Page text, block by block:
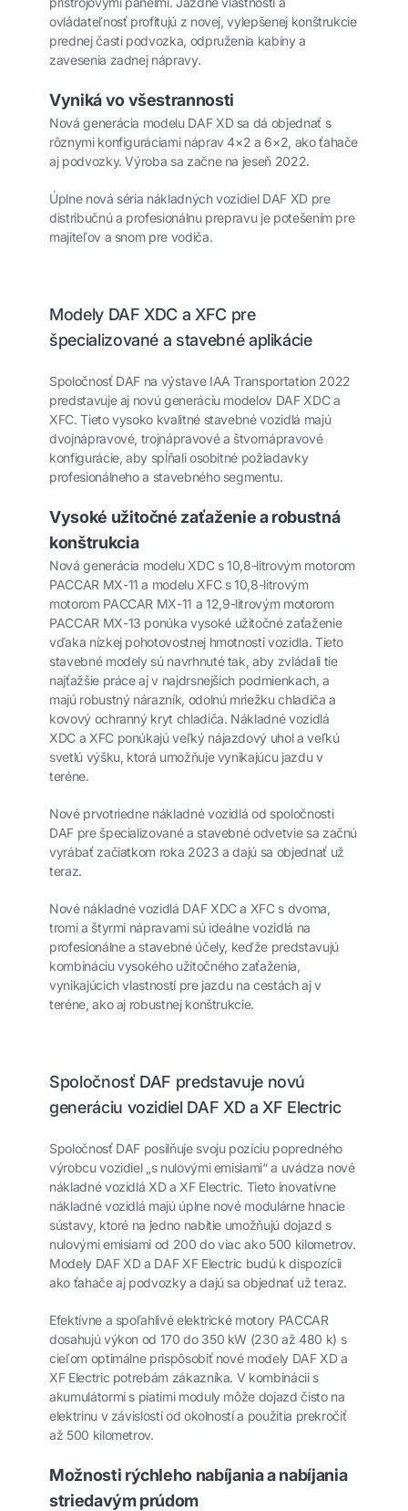
ovládateľnosť profitujú z novej, vylepšenej konštrukcie
prednej časti podvozka, odpruženia kabíny a
zavesenia zadnej nápravy.
Vyniká vo všestrannosti
Nová generácia modelu DAF XD sa dá objednať s
rôznymi konfiguráciami náprav 4×2 a 6×2, ako ťahače
aj podvozky. Výroba sa začne na jeseň 2022.
Úplne nová séria nákladných vozidiel DAF XD pre
distribučnú a profesionálnu prepravu je potešením pre
majiteľov a snom pre vodiča.
Modely DAF XDC a XFC pre
špecializované a stavebné aplikácie
Spoločnosť DAF na výstave IAA Transportation 2022
predstavuje aj novú generáciu modelov DAF XDC a
XFC. Tieto vysoko kvalitné stavebné vozidlá majú
dvojnápravové, trojnápravové a štvornápravové
konfigurácie, aby spĺňali osobitné požiadavky
profesionálneho a stavebného segmentu.
Vysoké užitočné zaťaženie a robustná
konštrukcia
Nová generácia modelu XDC s 10,8-litrovým motorom
PACCAR MX-11 a modelu XFC s 10,8-litrovým
motorom PACCAR MX-11 a 12,9-litrovým motorom
PACCAR MX-13 ponúka vysoké užitočné zaťaženie
vďaka nízkej pohotovostnej hmotnosti vozidla. Tieto
stavebné modely sú navrhnuté tak, aby zvládali tie
najťažšie práce aj v najdrsnejších podmienkach, a
majú robustný nárazník, odolnú mriežku chladiča a
kovový ochranný kryt chladiča. Nákladné vozidlá
XDC a XFC ponúkajú veľký nájazdový uhol a veľkú
svetlú výšku, ktorá umožňuje vynikajúcu jazdu v
teréne.
Nové prvotriedne nákladné vozidlá od spoločnosti
DAF pre špecializované a stavebné odvetvie sa začnú
vyrábať začiatkom roka 2023 a dajú sa objednať už
teraz.
Nové nákladné vozidlá DAF XDC a XFC s dvoma,
tromi a štyrmi nápravami sú ideálne vozidlá na
profesionálne a stavebné účely, keďže predstavujú
kombináciu vysokého užitočného zaťaženia,
vynikajúcich vlastností pre jazdu na cestách aj v
teréne, ako aj robustnej konštrukcie.
Spoločnosť DAF predstavuje novú
generáciu vozidiel DAF XD a XF Electric
Spoločnosť DAF posilňuje svoju pozíciu popredného
výrobcu vozidiel „s nulovými emisiami“ a uvádza nové
nákladné vozidlá XD a XF Electric. Tieto inovatívne
nákladné vozidlá majú úplne nové modulárne hnacie
sústavy, ktoré na jedno nabitie umožňujú dojazd s
nulovými emisiami od 200 do viac ako 500 kilometrov.
Modely DAF XD a DAF XF Electric budú k dispozícii
ako ťahače aj podvozky a dajú sa objednať už teraz.
Efektívne a spoľahlivé elektrické motory PACCAR
dosahujú výkon od 170 do 350 kW (230 až 480 k) s
cieľom optimálne prispôsobiť nové modely DAF XD a
XF Electric potrebám zákazníka. V kombinácii s
akumulátormi s piatimi moduly môže dojazd čisto na
elektrinu v závislosti od okolností a použitia prekročiť
až 500 kilometrov.
Možnosti rýchleho nabíjania a nabíjania
striedavým prúdom